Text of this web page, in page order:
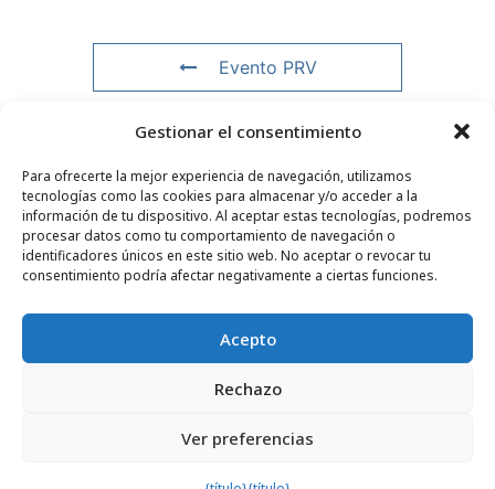
Gestionar el consentimiento
Para ofrecerte la mejor experiencia de navegación, utilizamos
tecnologías como las cookies para almacenar y/o acceder a la
información de tu dispositivo. Al aceptar estas tecnologías, podremos
procesar datos como tu comportamiento de navegación o
identificadores únicos en este sitio web. No aceptar o revocar tu
consentimiento podría afectar negativamente a ciertas funciones.
Acepto
Rechazo
Ver preferencias
Evento PRV
Evento NXT
CONTACTO–AVISO LEGAL–PÁGINA DEL LECTOR
SUSCRIPCIÓN AL BOLETÍN INFORMATIVO
RESERVADOS